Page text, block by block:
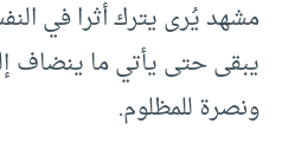
مشهد يُرى يترك أثرا في
يبقى حتى يأتي ما ينضاف
ونصرة للمظلوم.